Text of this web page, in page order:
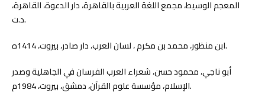
المعجم الوسيط، مجمع اللغة العربية بالقاهرة، دار الدعوة، القاهرة،
د.ت.
ابن منظور، محمد بن مكرم ، لسان العرب، دار صادر، بيروت، 1414ه.
أبو ناجي، محمود حسن، شعراء العرب الفرسان في الجاهلية وصدر
الإسلام، مؤسسة علوم القرآن، دمشق، بيروت، 1984م.